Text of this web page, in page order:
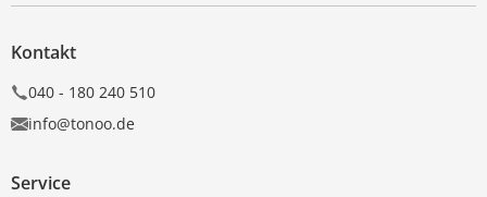
Kontakt
040 - 180 240 510
info@tonoo.de
Service